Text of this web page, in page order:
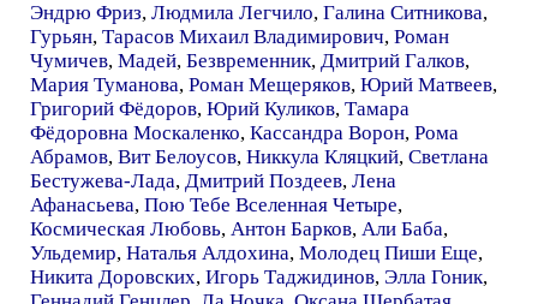
Эндрю Фриз, Людмила Легчило, Галина Ситникова,
Гурьян, Тарасов Михаил Владимирович, Роман
Чумичев, Мадей, Безвременник, Дмитрий Галков,
Мария Туманова, Роман Мещеряков, Юрий Матвеев,
Григорий Фёдоров, Юрий Куликов, Тамара
Фёдоровна Москаленко, Кассандра Ворон, Рома
Абрамов, Вит Белоусов, Никкула Кляцкий, Светлана
Бестужева-Лада, Дмитрий Поздеев, Лена
Афанасьева, Пою Тебе Вселенная Четыре,
Космическая Любовь, Антон Барков, Али Баба,
Ульдемир, Наталья Алдохина, Молодец Пиши Еще,
Никита Доровских, Игорь Таджидинов, Элла Гоник,